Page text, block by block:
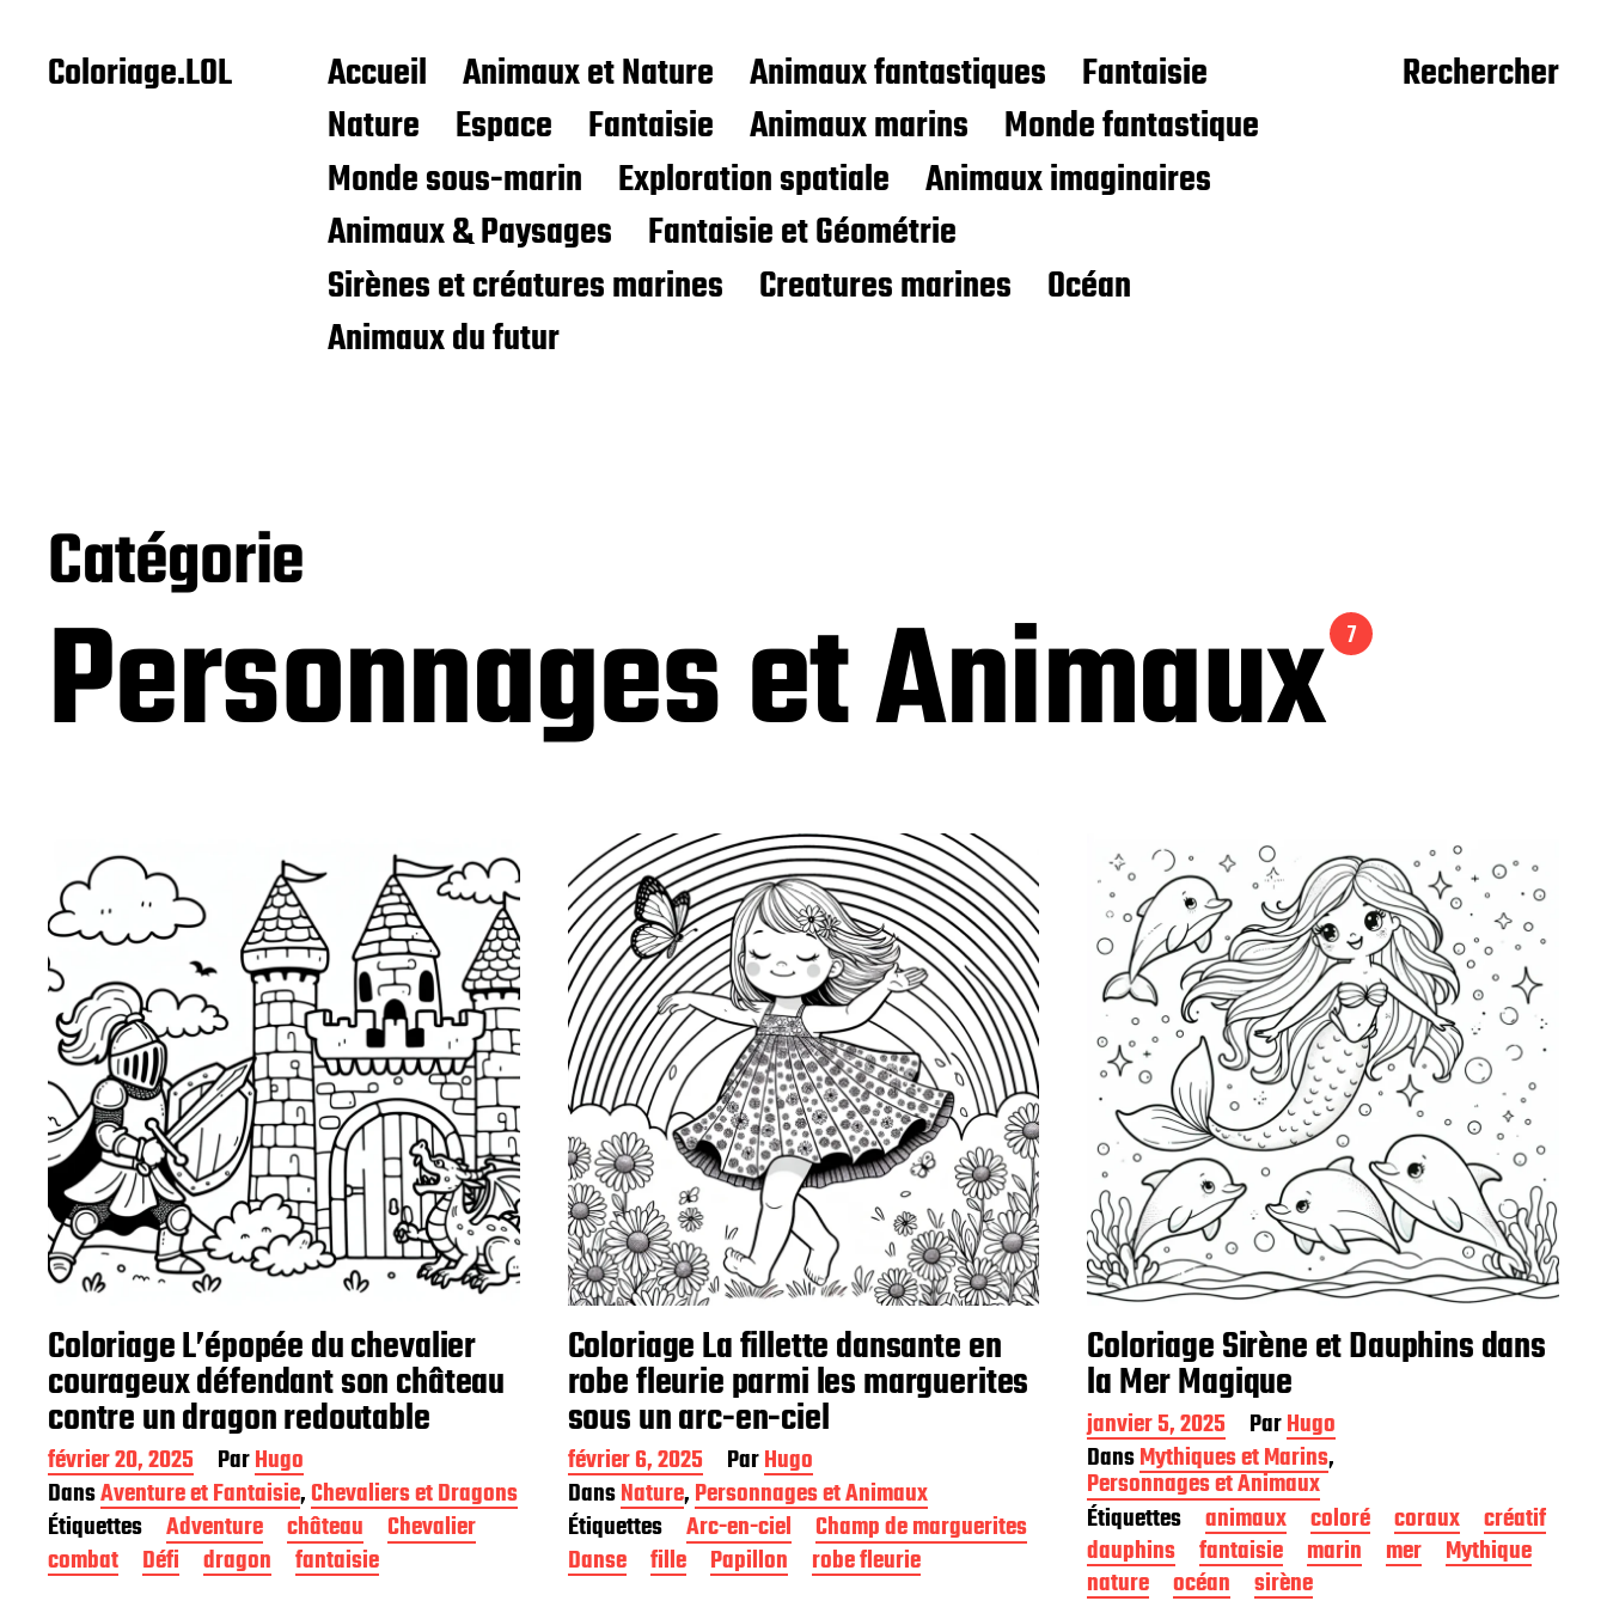
Coloriage.LOL Accueil Animaux et Nature Animaux fantastiques
Fantaisie
Nature
Espace Fantaisie Animaux marins
Monde fantastique
Monde sous-marin
Exploration spatiale
Animaux imaginaires
Animaux & Paysages
Fantaisie et Géométrie
Sirènes et créatures marines
Creatures marines
Océan
Animaux du futur
Rechercher
Catégorie
Personnages et Animaux7
Coloriage L’épopée du chevalier
courageux défendant son château
contre un dragon redoutable
D
a
t
e
d
e
février 20, 2025 ParHugo
DansAventure et Fantaisie,Chevaliers et Dragons
Étiquettes
Adventure château
Chevalier
combat
Défi dragon fantaisie
Coloriage La fillette dansante en
robe fleurie parmi les marguerites
sous un arc-en-ciel
D
a
t
e
d
e
février 6, 2025 ParHugo
DansNature,Personnages et Animaux
Étiquettes
Arc-en-ciel
Champ de marguerites
Danse
fille Papillon robe fleurie
Coloriage Sirène et Dauphins dans
la Mer Magique
D
a
t
e
d
e
p
u
janvier 5, 2025 ParHugo
DansMythiques et Marins,
Personnages et Animaux
Étiquettes
animaux coloré coraux
créatif
dauphins
fantaisie marin mer
Mythique
nature
océan sirène